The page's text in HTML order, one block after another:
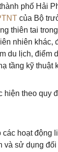
phố Hải
của Bộ
thiên tai
nhiên khác,
du lịch, điểm
tầng kỹ
theo quy
hoạt động
và sử dụng